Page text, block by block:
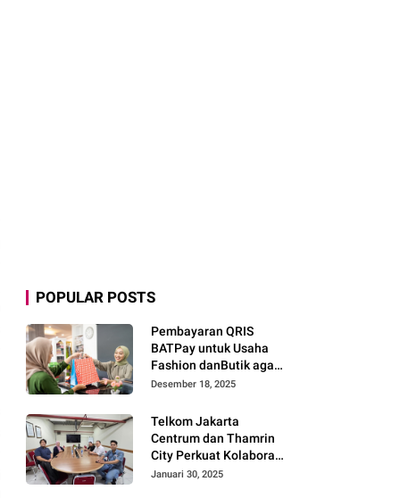
POPULAR POSTS
Pembayaran QRIS
BATPay untuk Usaha
Fashion danButik agar
Transaksi Lebih Cepat
Desember 18, 2025
Telkom Jakarta
Centrum dan Thamrin
City Perkuat Kolaborasi
Kawasan Bisnis dan
Januari 30, 2025